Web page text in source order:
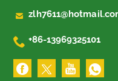

 +86-13969325101